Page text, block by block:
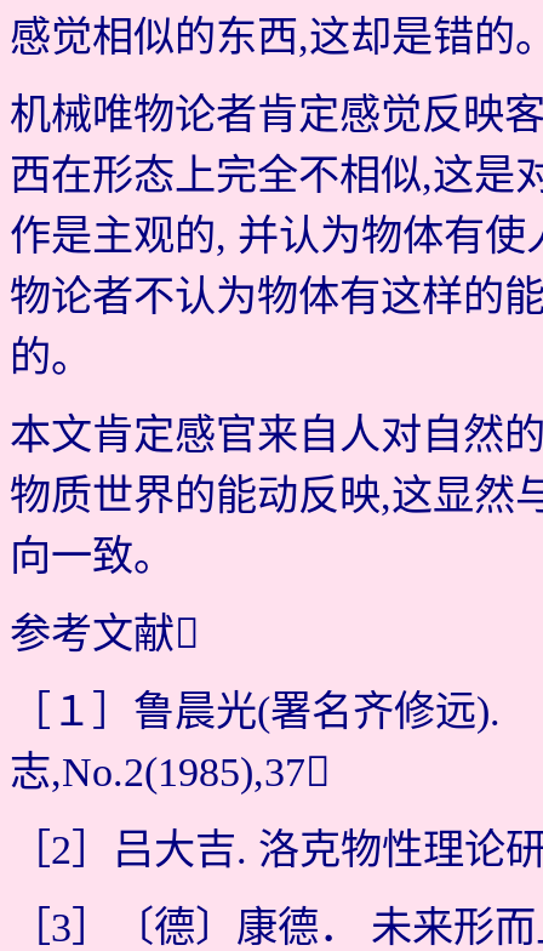
感觉相似的东西,这却是错的
机械唯物论者肯定感觉反映
西在形态上完全不相似,这是
作是主观的, 并认为物体有
物论者不认为物体有这样的
的。
本文肯定感官来自人对自然
物质世界的能动反映,这显然
向一致。
参考文献
［１］鲁晨光(署名齐修远
志,No.2(1985),37
［2］吕大吉. 洛克物性理论
［3］〔德〕康德． 未来形